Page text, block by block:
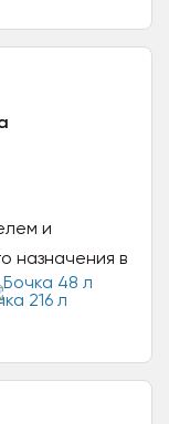
и
назначения в
РФ.